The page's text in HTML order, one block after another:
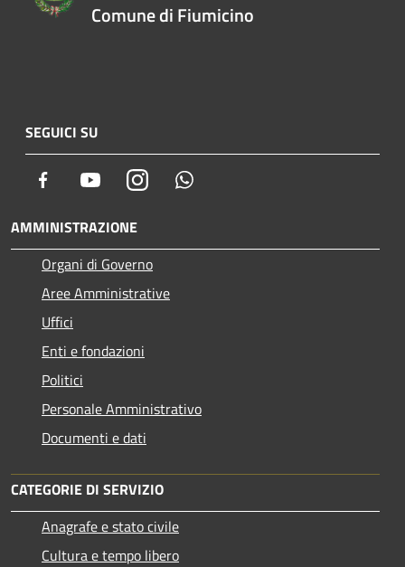
Comune di Fiumicino
SEGUICI SU
Facebook YoutubeInstagram
AMMINISTRAZIONE
Organi di Governo
Aree Amministrative
Uffici
Enti e fondazioni
Politici
Personale Amministrativo
Documenti e dati
CATEGORIE DI SERVIZIO
Anagrafe e stato civile
Cultura e tempo libero